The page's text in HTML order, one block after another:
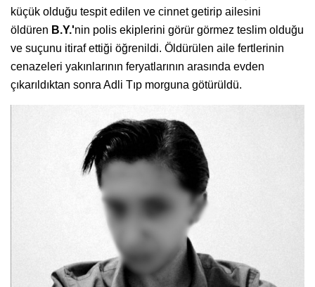
küçük olduğu tespit edilen ve cinnet getirip ailesini
öldüren B.Y.'nin polis ekiplerini görür görmez teslim olduğu
ve suçunu itiraf ettiği öğrenildi. Öldürülen aile fertlerinin
cenazeleri yakınlarının feryatlarının arasında evden
çıkarıldıktan sonra Adli Tıp morguna götürüldü.